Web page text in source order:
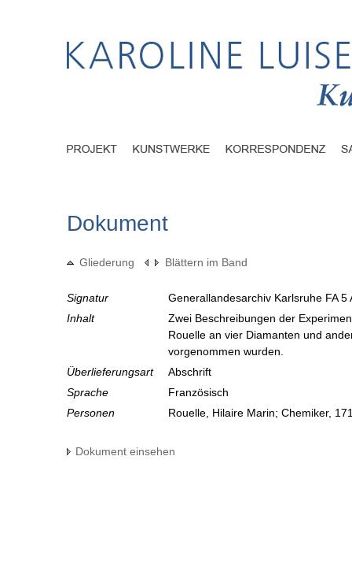
Dokument
Gliederung Blättern im Band
Signatur
Generallandesarchiv Karlsruhe FA
Inhalt
Zwei Beschreibungen der
Rouelle an vier Diamanten und
vorgenommen wurden.
Überlieferungsart
Abschrift
Sprache
Französisch
Personen
Rouelle, Hilaire Marin; Chemiker,
Dokument einsehen